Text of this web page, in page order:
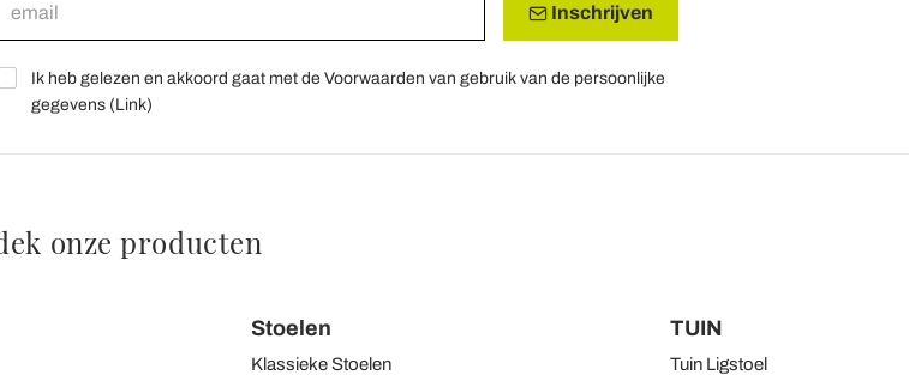
Inschrijven
Ik heb gelezen en akkoord gaat met de Voorwaarden van gebruik van de persoonlijke
gegevens (Link)
onze producten
Stoelen
Klassieke Stoelen
TUIN
Tuin Ligstoel